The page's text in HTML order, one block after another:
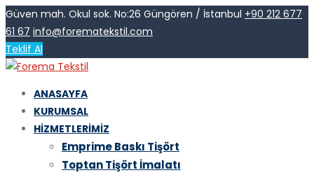
Güven mah. Okul sok. No:26 Güngören / İstanbul +90 212 677
61 67 info@forematekstil.com
Teklif Al
ANASAYFA
KURUMSAL
HIZMETLERIMIZ
Emprime Baskı Tişört
Toptan Tişört İmalatı